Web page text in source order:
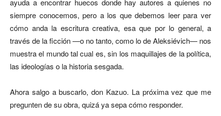
ayuda a encontrar huecos donde hay autores a quienes no
siempre conocemos, pero a los que debemos leer para ver
cómo anda la escritura creativa, esa que por lo general, a
través de la ficción —o no tanto, como lo de Aleksiévich— nos
muestra el mundo tal cual es, sin los maquillajes de la política,
las ideologías o la historia sesgada.
Ahora salgo a buscarlo, don Kazuo. La próxima vez que me
pregunten de su obra, quizá ya sepa cómo responder.